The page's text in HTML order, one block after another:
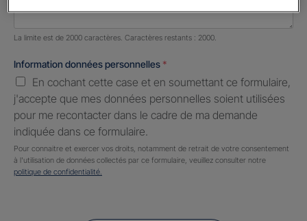
Nombre de caractères restants :2000 caractères restants
La limite est de 2000 caractères. Caractères restants : 2000.
Information données personnelles *
En cochant cette case et en soumettant ce formulaire,
j'accepte que mes données personnelles soient utilisées
pour me recontacter dans le cadre de ma demande
indiquée dans ce formulaire.
Pour connaitre et exercer vos droits, notamment de retrait de votre consentement
à l'utilisation de données collectés par ce formulaire, veuillez consulter notre
politique de confidentialité.